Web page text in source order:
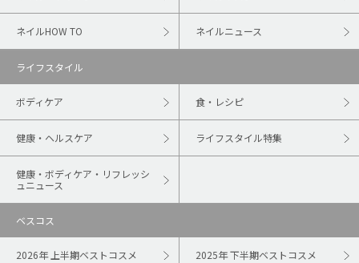
ネイルHOW TO ネイルニュース
ライフスタイル
ボディケア 食・レシピ
健康・ヘルスケア ライフスタイル特集
健康・ボディケア・リフレッシ
ュニュース
ベスコス
2026年 上半期ベストコスメ 2025年 下半期ベストコスメ